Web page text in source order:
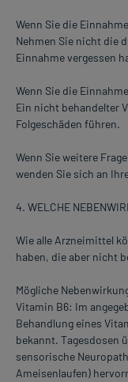
Wenn Sie die
Nehmen Sie nicht die
Einnahme vergessen
Wenn Sie die
Ein nicht behandelter
Folgeschäden führen.
Wenn Sie weitere
wenden Sie sich an
4. WELCHE
Wie alle Arzneimittel
haben, die aber nicht
Mögliche
Vitamin B6: Im
Behandlung eines
bekannt. Tagesdosen
sensorische
Ameisenlaufen)